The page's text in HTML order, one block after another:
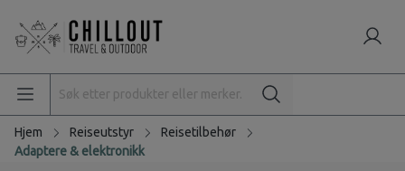
Hjem Reiseutstyr
Reisetilbehør
Adaptere & elektronikk